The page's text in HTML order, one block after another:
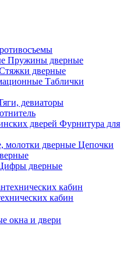
Пружины дверные
дверные
Таблички
девиаторы
Фурнитура для
Цепочки
дверные
кабин
окна и двери